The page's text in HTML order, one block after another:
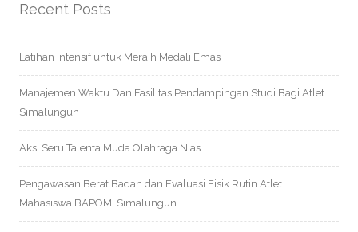
Recent Posts
Latihan Intensif untuk Meraih Medali Emas
Manajemen Waktu Dan Fasilitas Pendampingan Studi Bagi Atlet
Simalungun
Aksi Seru Talenta Muda Olahraga Nias
Pengawasan Berat Badan dan Evaluasi Fisik Rutin Atlet
Mahasiswa BAPOMI Simalungun